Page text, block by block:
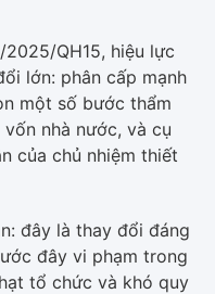
QH15, hiệu lực
lớn: phân cấp mạnh
một số bước thẩm
nhà nước, và cụ
của chủ nhiệm thiết
đây là thay đổi đáng
đây vi phạm trong
tổ chức và khó quy